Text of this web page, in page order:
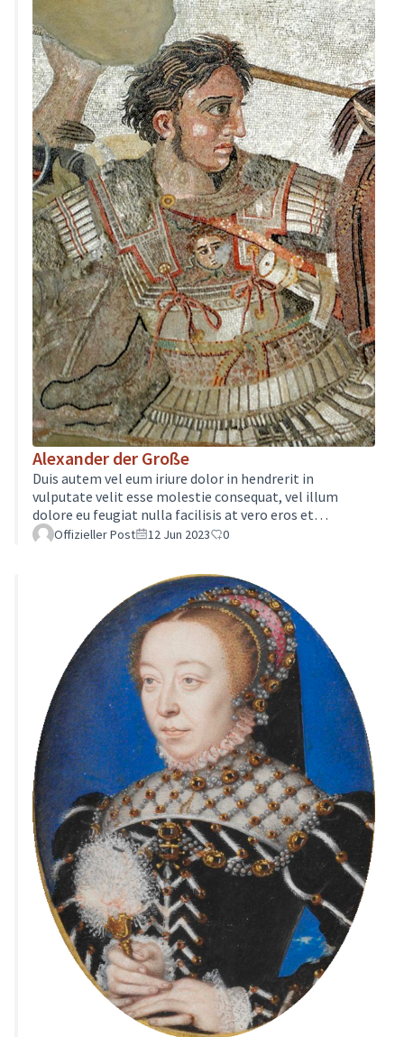
volutpat.Ut wisi enim ad minim veniam, quis nostrud
exerci tation ullamcorper suscipit loborti…
Alexander der Große
Duis autem vel eum iriure dolor in hendrerit in
vulputate velit esse molestie consequat, vel illum
dolore eu feugiat nulla facilisis at vero eros et
accumsan et iusto odio dignissim qui blandit praesent
adipiscing elit, sed diam nonummy nibh euismod
tincidunt ut laoreet dolore magna aliquam erat
volutpat.Ut wisi enim ad minim veniam, quis nostrud
exerci tation ullamcorper suscipit loborti…
Offizieller Post 12 Jun 2023 0